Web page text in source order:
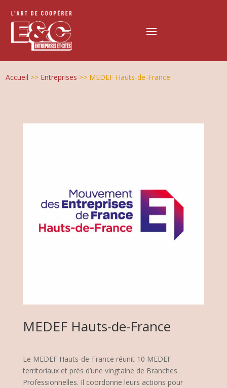
Accueil >> Entreprises >> MEDEF Hauts-de-France
MEDEF Hauts-de-France
Le MEDEF Hauts-de-France réunit 10 MEDEF
territoriaux et près d’une vingtaine de Branches
Professionnelles. Il coordonne leurs actions pour